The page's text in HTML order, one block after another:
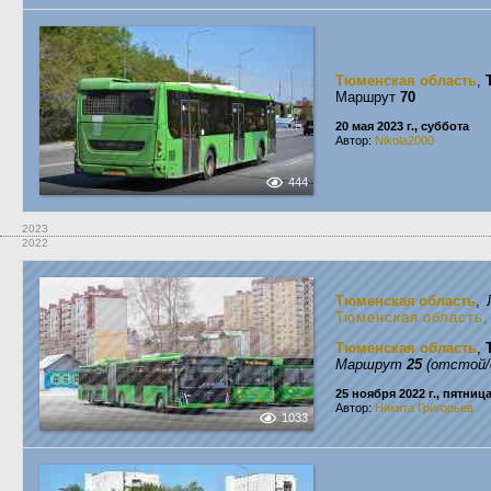
444
Тюменская область,
Маршрут 70
20 мая 2023 г., суббота
Автор: Nikola2000
2023
2022
1033
Тюменская область,
Тюменская область,
Тюменская область,
Маршрут25(отстой/
25 ноября 2022 г., пятница
Автор: Никита Григорьев